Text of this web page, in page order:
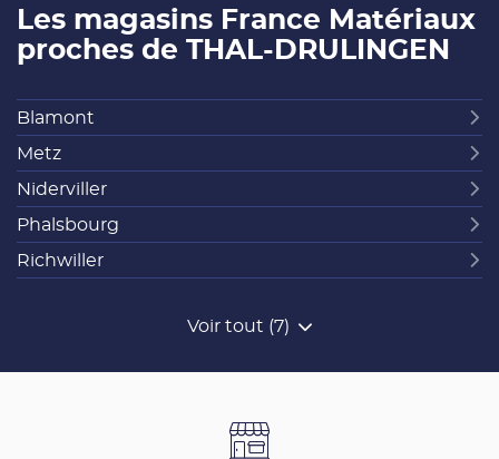
Les magasins France Matériaux
proches de THAL-DRULINGEN
Blamont
Metz
Niderviller
Phalsbourg
Richwiller
Voir tout (7)
de
de
France
Matériaux